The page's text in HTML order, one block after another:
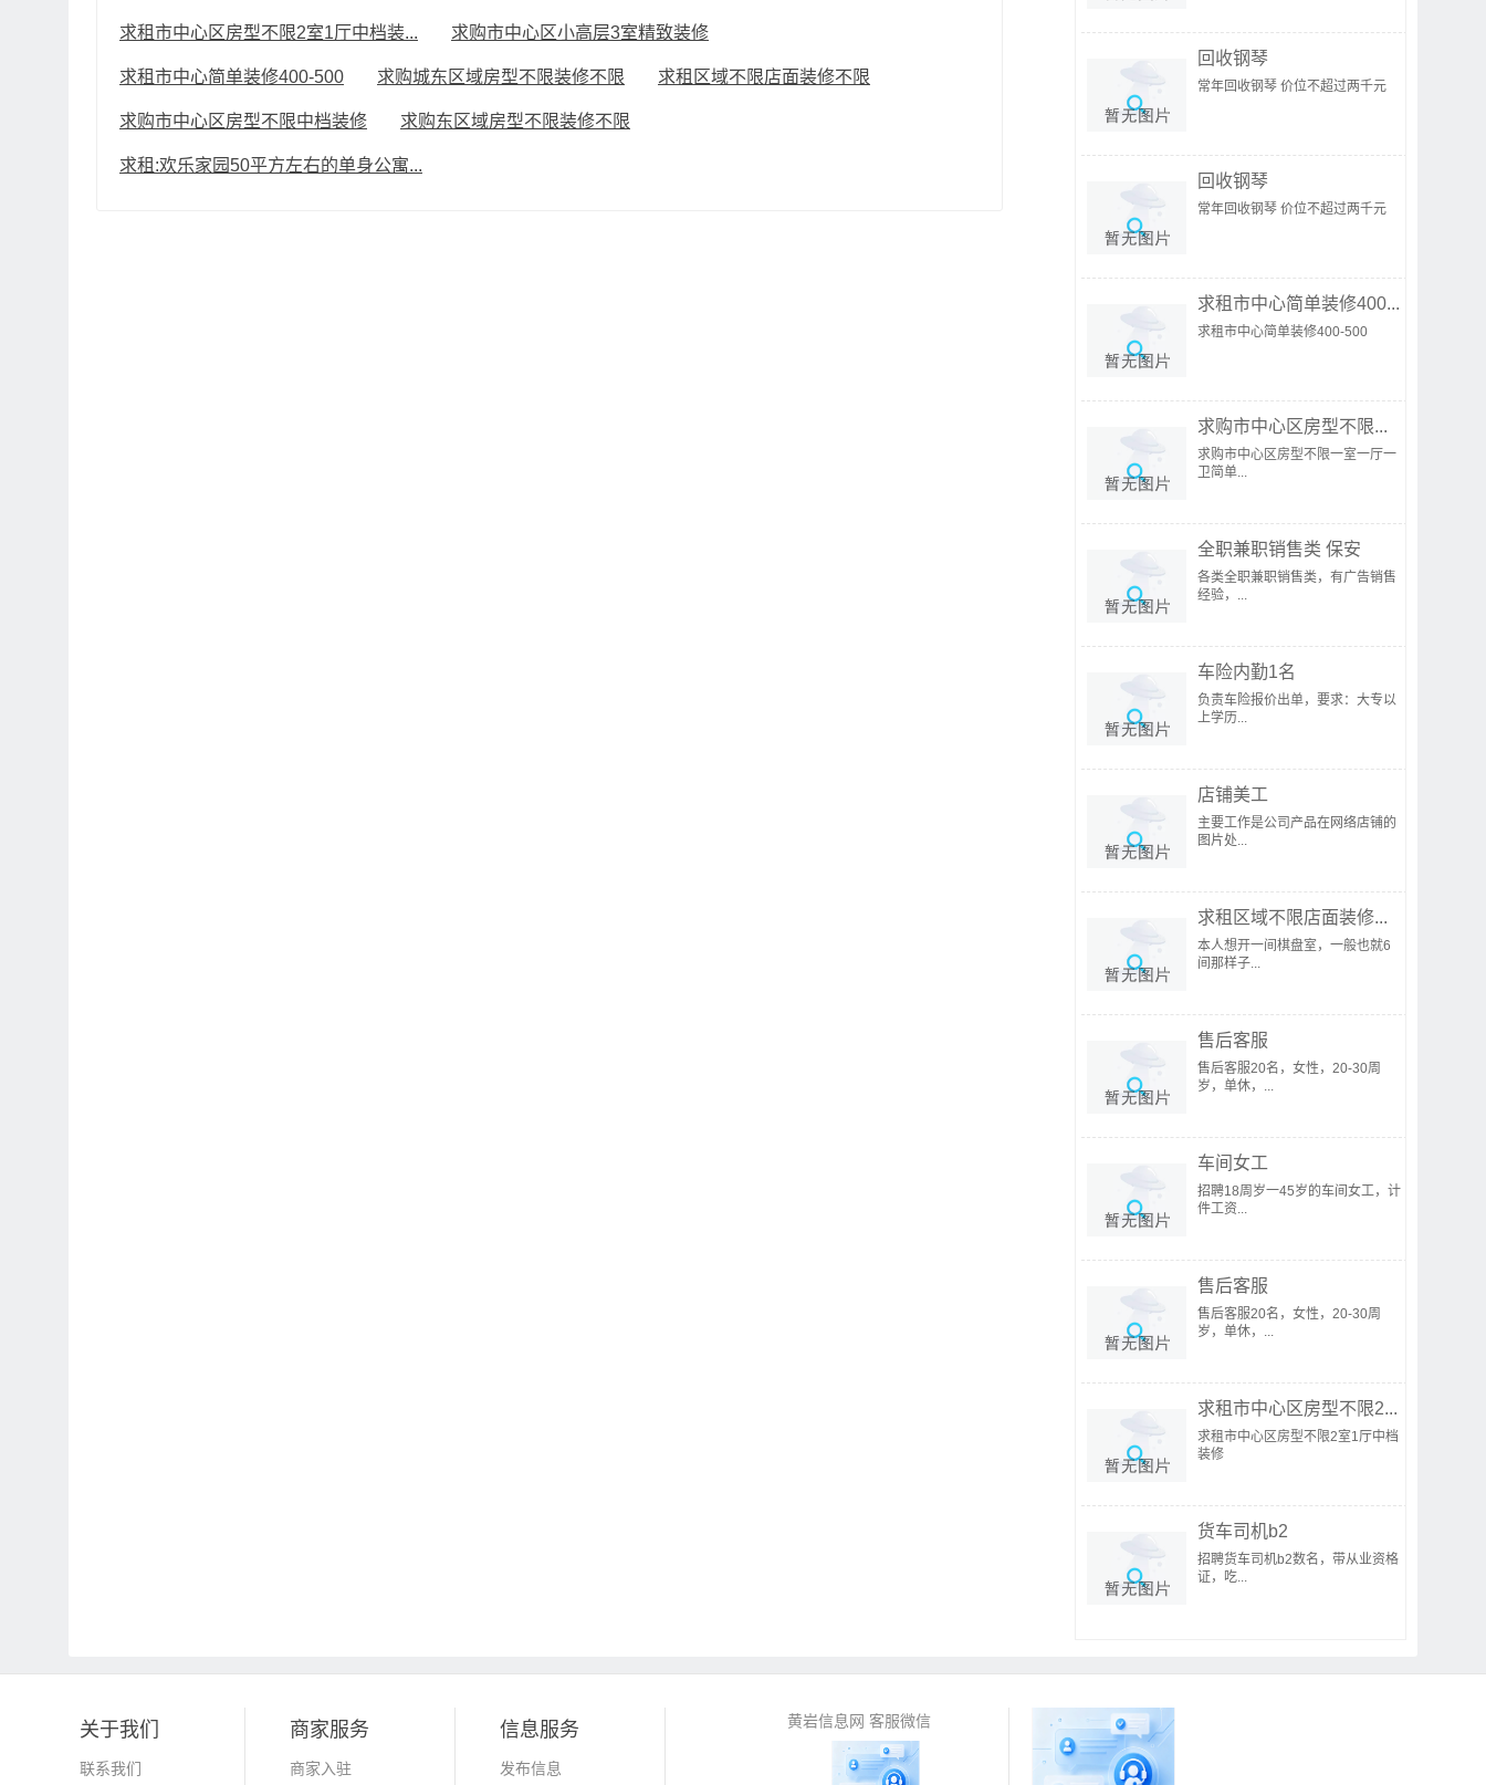
求租市中心区房型不限2室1厅中档装... 求购市中心区小高层3室精致装修
求租市中心简单装修400-500 求购城东区域房型不限装修不限 求租区域不限店面装修不限
求购市中心区房型不限中档装修 求购东区域房型不限装修不限
求租:欢乐家园50平方左右的单身公寓...
回收钢琴
常年回收钢琴 价位不超过两千元
回收钢琴
常年回收钢琴 价位不超过两千元
求租市中心简单装修400...
求租市中心简单装修400-500
求购市中心区房型不限...
求购市中心区房型不限一室一厅一
卫简单...
全职兼职销售类 保安
各类全职兼职销售类，有广告销售
经验，...
车险内勤1名
负责车险报价出单，要求：大专以
上学历...
店铺美工
主要工作是公司产品在网络店铺的
图片处...
求租区域不限店面装修...
本人想开一间棋盘室，一般也就6
间那样子...
售后客服
售后客服20名，女性，20-30周
岁，单休，...
车间女工
招聘18周岁一45岁的车间女工，计
件工资...
售后客服
售后客服20名，女性，20-30周
岁，单休，...
求租市中心区房型不限2...
求租市中心区房型不限2室1厅中档
装修
货车司机b2
招聘货车司机b2数名，带从业资格
证，吃...
关于我们
联系我们
商家服务
商家入驻
信息服务
发布信息
黄岩信息网 客服微信